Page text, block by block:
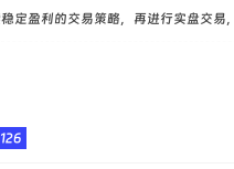
定盈利的交易策略，再进行实盘交
126